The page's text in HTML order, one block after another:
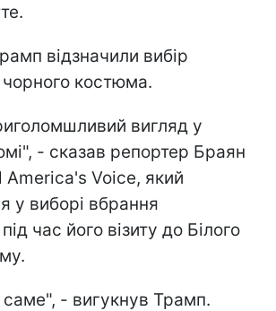
відзначили вибір
костюма.
вигляд у
- сказав репортер Браян
America's Voice, який
у виборі вбрання
час його візиту до Білого
саме", - вигукнув Трамп.